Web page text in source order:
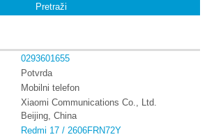
Pretraži
0293601655
Potvrda
Mobilni telefon
Xiaomi Communications Co., Ltd.
Beijing, China
Redmi 17 / 2606FRN72Y